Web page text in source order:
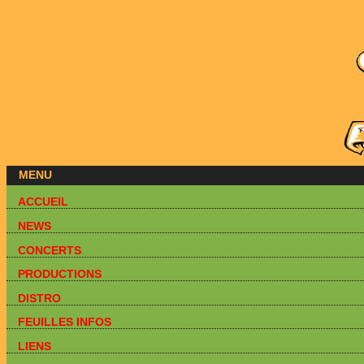
MENU
ACCUEIL
NEWS
CONCERTS
PRODUCTIONS
DISTRO
FEUILLES INFOS
LIENS